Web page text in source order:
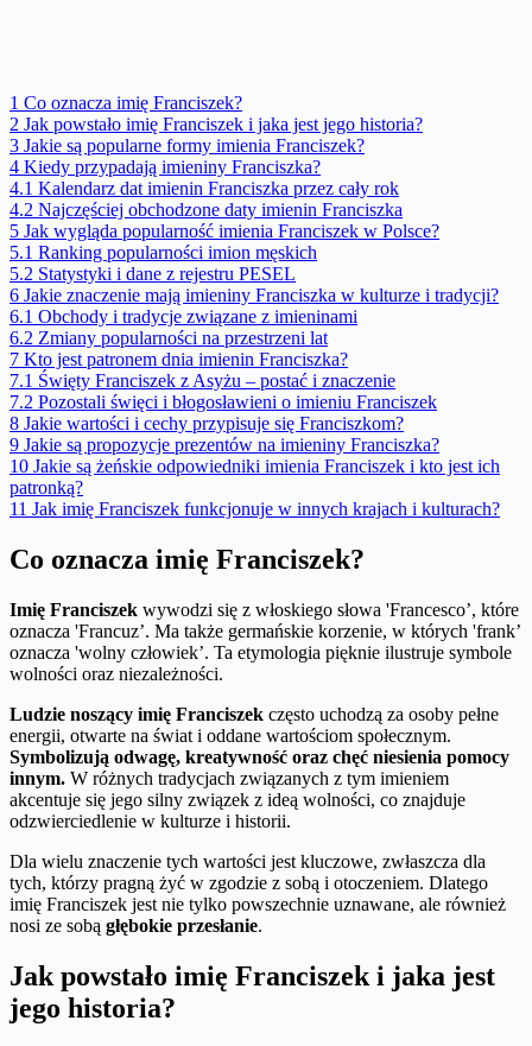
1 Co oznacza imię Franciszek?
2 Jak powstało imię Franciszek i jaka jest jego historia?
3 Jakie są popularne formy imienia Franciszek?
4 Kiedy przypadają imieniny Franciszka?
4.1 Kalendarz dat imienin Franciszka przez cały rok
4.2 Najczęściej obchodzone daty imienin Franciszka
5 Jak wygląda popularność imienia Franciszek w Polsce?
5.1 Ranking popularności imion męskich
5.2 Statystyki i dane z rejestru PESEL
6 Jakie znaczenie mają imieniny Franciszka w kulturze i tradycji?
6.1 Obchody i tradycje związane z imieninami
6.2 Zmiany popularności na przestrzeni lat
7 Kto jest patronem dnia imienin Franciszka?
7.1 Święty Franciszek z Asyżu – postać i znaczenie
7.2 Pozostali święci i błogosławieni o imieniu Franciszek
8 Jakie wartości i cechy przypisuje się Franciszkom?
9 Jakie są propozycje prezentów na imieniny Franciszka?
10 Jakie są żeńskie odpowiedniki imienia Franciszek i kto jest ich
patronką?
11 Jak imię Franciszek funkcjonuje w innych krajach i kulturach?
Co oznacza imię Franciszek?
Imię Franciszek wywodzi się z włoskiego słowa 'Francesco’, które
oznacza 'Francuz’. Ma także germańskie korzenie, w których 'frank’
oznacza 'wolny człowiek’. Ta etymologia pięknie ilustruje symbole
wolności oraz niezależności.
Ludzie noszący imię Franciszek często uchodzą za osoby pełne
energii, otwarte na świat i oddane wartościom społecznym.
Symbolizują odwagę, kreatywność oraz chęć niesienia pomocy
innym. W różnych tradycjach związanych z tym imieniem
akcentuje się jego silny związek z ideą wolności, co znajduje
odzwierciedlenie w kulturze i historii.
Dla wielu znaczenie tych wartości jest kluczowe, zwłaszcza dla
tych, którzy pragną żyć w zgodzie z sobą i otoczeniem. Dlatego
imię Franciszek jest nie tylko powszechnie uznawane, ale również
nosi ze sobą głębokie przesłanie.
Jak powstało imię Franciszek i jaka jest
jego historia?